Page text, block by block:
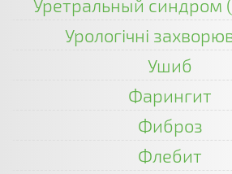
Уретральный синдром
Урологічні
Ушиб
Фарингит
Фиброз
Флебит